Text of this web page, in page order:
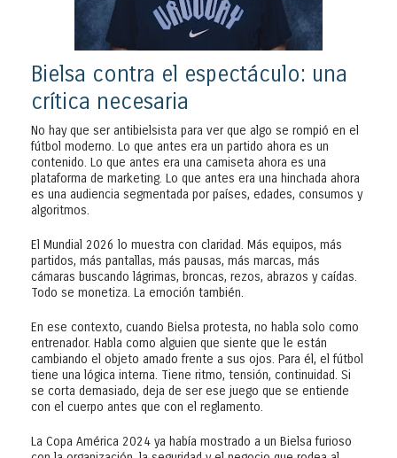
Bielsa contra el espectáculo: una
crítica necesaria
No hay que ser antibielsista para ver que algo se rompió en el
fútbol moderno. Lo que antes era un partido ahora es un
contenido. Lo que antes era una camiseta ahora es una
plataforma de marketing. Lo que antes era una hinchada ahora
es una audiencia segmentada por países, edades, consumos y
algoritmos.
El Mundial 2026 lo muestra con claridad. Más equipos, más
partidos, más pantallas, más pausas, más marcas, más
cámaras buscando lágrimas, broncas, rezos, abrazos y caídas.
Todo se monetiza. La emoción también.
En ese contexto, cuando Bielsa protesta, no habla solo como
entrenador. Habla como alguien que siente que le están
cambiando el objeto amado frente a sus ojos. Para él, el fútbol
tiene una lógica interna. Tiene ritmo, tensión, continuidad. Si
se corta demasiado, deja de ser ese juego que se entiende
con el cuerpo antes que con el reglamento.
La Copa América 2024 ya había mostrado a un Bielsa furioso